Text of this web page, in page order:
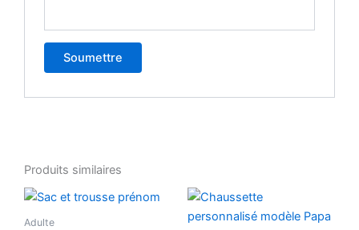
Produits similaires
Adulte
Plage
de
produit